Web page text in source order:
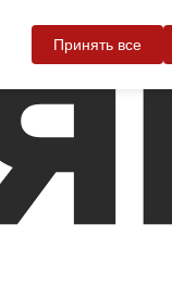
Принять все